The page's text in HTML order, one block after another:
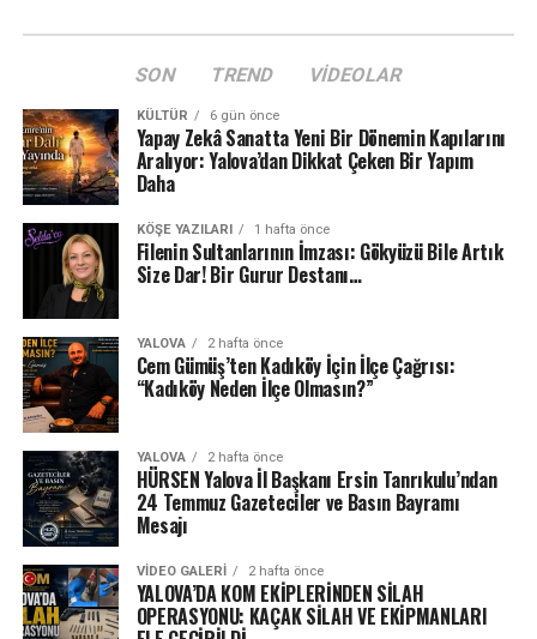
SON TREND VIDEOLAR
KÜLTÜR 6 gün önce
Yapay Zekâ Sanatta Yeni Bir Dönemin Kapılarını
Aralıyor: Yalova’dan Dikkat Çeken Bir Yapım
Daha
KÖŞE YAZILARI 1 hafta önce
Filenin Sultanlarının İmzası: Gökyüzü Bile Artık
Size Dar! Bir Gurur Destanı…
YALOVA 2 hafta önce
Cem Gümüş’ten Kadıköy İçin İlçe Çağrısı:
“Kadıköy Neden İlçe Olmasın?”
YALOVA 2 hafta önce
HÜRSEN Yalova İl Başkanı Ersin Tanrıkulu’ndan
24 Temmuz Gazeteciler ve Basın Bayramı
Mesajı
VIDEO GALERI 2 hafta önce
YALOVA’DA KOM EKİPLERİNDEN SİLAH
OPERASYONU: KAÇAK SİLAH VE EKİPMANLARI